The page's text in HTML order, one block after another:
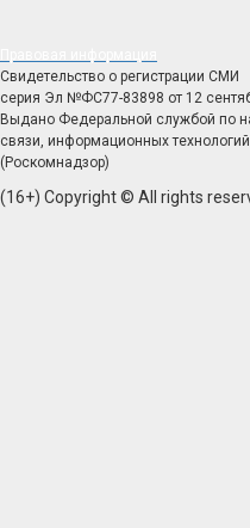
Свидетельство о регистрации СМИ
серия Эл №ФС77-83898 от 12
Выдано Федеральной службой по
связи, информационных
(Роскомнадзор)
(16+) Copyright © All rights